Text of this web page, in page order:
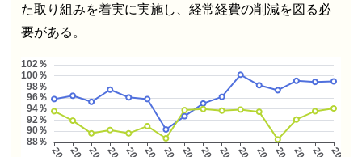
た取り組みを着実に実施し、経常経費の削減を図る必
要がある。